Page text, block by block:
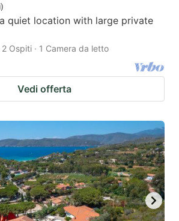
)
quiet location with large private
Ospiti · 1 Camera da letto
Vedi offerta